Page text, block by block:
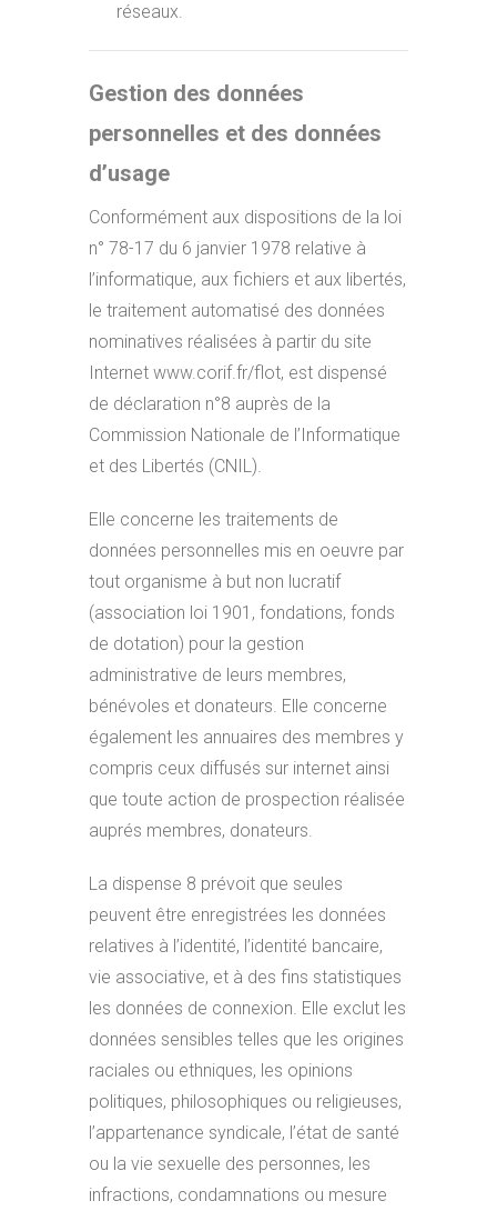
réseaux.
Gestion des données
personnelles et des données
d’usage
Conformément aux dispositions de la loi
n° 78-17 du 6 janvier 1978 relative à
l’informatique, aux fichiers et aux libertés,
le traitement automatisé des données
nominatives réalisées à partir du site
Internet www.corif.fr/flot, est dispensé
de déclaration n°8 auprès de la
Commission Nationale de l’Informatique
et des Libertés (CNIL).
Elle concerne les traitements de
données personnelles mis en oeuvre par
tout organisme à but non lucratif
(association loi 1901, fondations, fonds
de dotation) pour la gestion
administrative de leurs membres,
bénévoles et donateurs. Elle concerne
également les annuaires des membres y
compris ceux diffusés sur internet ainsi
que toute action de prospection réalisée
auprés membres, donateurs.
La dispense 8 prévoit que seules
peuvent être enregistrées les données
relatives à l’identité, l’identité bancaire,
vie associative, et à des fins statistiques
les données de connexion. Elle exclut les
données sensibles telles que les origines
raciales ou ethniques, les opinions
politiques, philosophiques ou religieuses,
l’appartenance syndicale, l’état de santé
ou la vie sexuelle des personnes, les
infractions, condamnations ou mesure